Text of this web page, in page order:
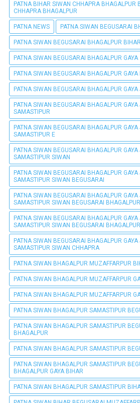
PATNA BIHAR SIWAN CHHAPRA BHAGALPUR
CHHAPRA BHAGALPUR
PATNA NEWS PATNA SIWAN BEGUSARAI
PATNA SIWAN BEGUSARAI BHAGALPUR BIHAR
PATNA SIWAN BEGUSARAI BHAGALPUR GAYA
PATNA SIWAN BEGUSARAI BHAGALPUR GAYA
PATNA SIWAN BEGUSARAI BHAGALPUR
PATNA SIWAN BEGUSARAI BHAGALPUR
SAMASTIPUR
PATNA SIWAN BEGUSARAI BHAGALPUR
SAMASTIPUR E
PATNA SIWAN BEGUSARAI BHAGALPUR
SAMASTIPUR SIWAN
PATNA SIWAN BEGUSARAI BHAGALPUR
SAMASTIPUR SIWAN BEGUSARAI
PATNA SIWAN BEGUSARAI BHAGALPUR
SAMASTIPUR SIWAN BEGUSARAI BHAGALPUR
PATNA SIWAN BEGUSARAI BHAGALPUR
SAMASTIPUR SIWAN BEGUSARAI
PATNA SIWAN BEGUSARAI BHAGALPUR
SAMASTIPUR SIWAN CHHAPRA
PATNA SIWAN BHAGALPUR MUZAFFARPUR
PATNA SIWAN BHAGALPUR MUZAFFARPUR
PATNA SIWAN BHAGALPUR MUZAFFARPUR
PATNA SIWAN BHAGALPUR SAMASTIPUR
PATNA SIWAN BHAGALPUR SAMASTIPUR
BHAGALPUR
PATNA SIWAN BHAGALPUR SAMASTIPUR
PATNA SIWAN BHAGALPUR SAMASTIPUR
BHAGALPUR GAYA BIHAR
PATNA SIWAN BHAGALPUR SAMASTIPUR